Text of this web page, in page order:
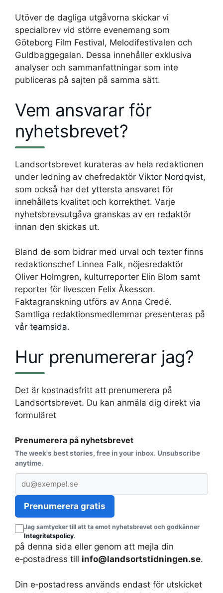
Utöver de dagliga utgåvorna skickar vi
specialbrev vid större evenemang som
Göteborg Film Festival, Melodifestivalen och
Guldbaggegalan. Dessa innehåller exklusiva
analyser och sammanfattningar som inte
publiceras på sajten på samma sätt.
Vem ansvarar för
nyhetsbrevet?
Landsortsbrevet kurateras av hela redaktionen
under ledning av chefredaktör Viktor Nordqvist,
som också har det yttersta ansvaret för
innehållets kvalitet och korrekthet. Varje
nyhetsbrevsutgåva granskas av en redaktör
innan den skickas ut.
Bland de som bidrar med urval och texter finns
redaktionschef Linnea Falk, nöjesredaktör
Oliver Holmgren, kulturreporter Elin Blom samt
reporter för livescen Felix Åkesson.
Faktagranskning utförs av Anna Credé.
Samtliga redaktionsmedlemmar presenteras på
vår teamsida.
Hur prenumererar jag?
Det är kostnadsfritt att prenumerera på
Landsortsbrevet. Du kan anmäla dig direkt via
formuläret
Prenumerera på nyhetsbrevet
The week's best stories, free in your inbox. Unsubscribe
anytime.
-
o
s
a
r
Prenumerera gratis
Jag samtycker till att ta emot nyhetsbrevet och godkänner
Integritetspolicy.
på denna sida eller genom att mejla din
e‑postadress till info@landsortstidningen.se.
Din e‑postadress används endast för utskicket